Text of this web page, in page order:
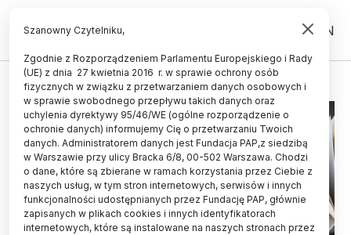
PL EN
KOMISJA EUROPEJSKA
Szanowny Czytelniku,
Zgodnie z Rozporządzeniem Parlamentu Europejskiego i Rady
(UE) z dnia 27 kwietnia 2016 r. w sprawie ochrony osób
fizycznych w związku z przetwarzaniem danych osobowych i
w sprawie swobodnego przepływu takich danych oraz
uchylenia dyrektywy 95/46/WE (ogólne rozporządzenie o
ochronie danych) informujemy Cię o przetwarzaniu Twoich
danych. Administratorem danych jest Fundacja PAP,z siedzibą
w Warszawie przy ulicy Bracka 6/8, 00-502 Warszawa. Chodzi
o dane, które są zbierane w ramach korzystania przez Ciebie z
naszych usług, w tym stron internetowych, serwisów i innych
funkcjonalności udostępnianych przez Fundację PAP, głównie
zapisanych w plikach cookies i innych identyfikatorach
internetowych, które są instalowane na naszych stronach przez